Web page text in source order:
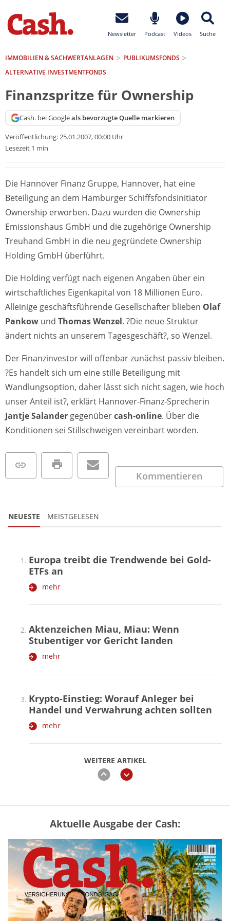
Newsletter Podcast Videos Suche
IMMOBILIEN & SACHWERTANLAGEN
PUBLIKUMSFONDS
ALTERNATIVE INVESTMENTFONDS
Finanzspritze für Ownership
Cash. bei Googleals bevorzugte Quelle markieren
Veröffentlichung:25.01.2007, 00:00 Uhr
Lesezeit 1 min
Die Hannover Finanz Gruppe, Hannover, hat eine
Beteiligung an dem Hamburger Schiffsfondsinitiator
Ownership erworben. Dazu wurden die Ownership
Emissionshaus GmbH und die zugehörige Ownership
Treuhand GmbH in die neu gegründete Ownership
Holding GmbH überführt.
Die Holding verfügt nach eigenen Angaben über ein
wirtschaftliches Eigenkapital von 18 Millionen Euro.
Alleinige geschäftsführende Gesellschafter blieben Olaf
Pankow und Thomas Wenzel. ?Die neue Struktur
ändert nichts an unserem Tagesgeschäft?, so Wenzel.
Der Finanzinvestor will offenbar zunächst passiv bleiben.
?Es handelt sich um eine stille Beteiligung mit
Wandlungsoption, daher lässt sich nicht sagen, wie hoch
unser Anteil ist?, erklärt Hannover-Finanz-Sprecherin
Jantje Salander gegenübercash-online. Über die
Konditionen sei Stillschweigen vereinbart worden.
Kommentieren
NEUESTE MEISTGELESEN
WEITERE ARTIKEL
zurückweiter
Europa treibt die Trendwende bei Gold-
ETFs an
mehr
Aktenzeichen Miau, Miau: Wenn
Stubentiger vor Gericht landen
mehr
Krypto-Einstieg: Worauf Anleger bei
Handel und Verwahrung achten sollten
mehr
Vermieter-Zutritt: Wann Mieter
die Wohnung öffnen müssen
mehr
Goldpreis erreicht Sieben-Wochen-
Hoch nach schwachen US-Jobdaten
Aktuelle Ausgabe der Cash: